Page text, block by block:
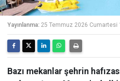
Yayınlanma: 25 Temmuz 2026 Cumartesi
Bazı mekanlar şehrin